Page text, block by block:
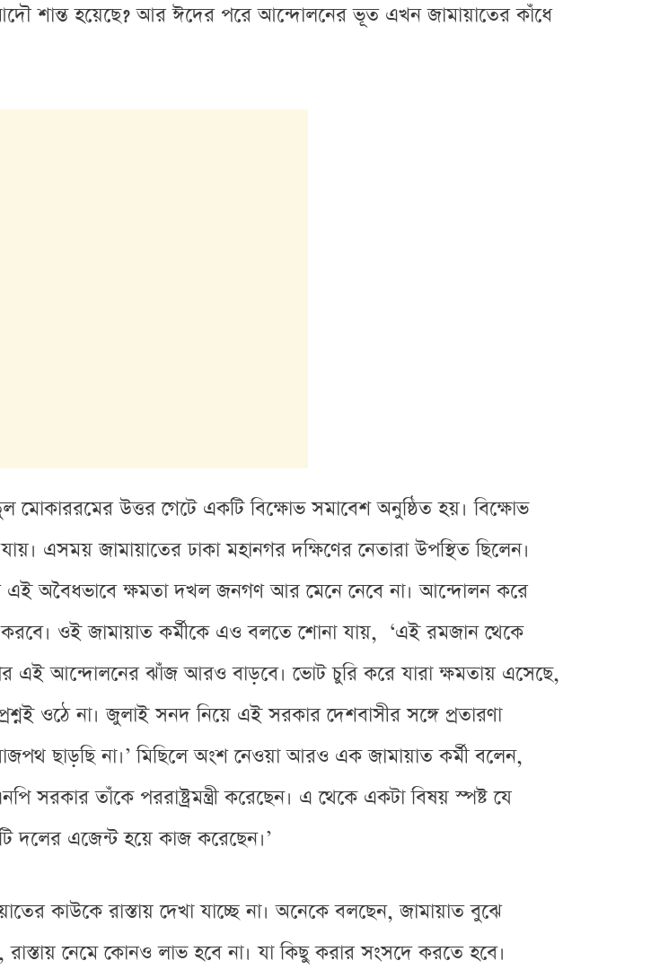
শান্ত হয়েছে? আর ঈদের পরে আন্দোলনের ভূত এখন জামায়াতের কাঁধে
মোকাররমের উত্তর গেটে একটি বিক্ষোভ সমাবেশ অনুষ্ঠিত হয়। বিক্ষোভ
এসময় জামায়াতের ঢাকা মহানগর দক্ষিণের নেতারা উপস্থিত ছিলেন।
এই অবৈধভাবে ক্ষমতা দখল জনগণ আর মেনে নেবে না। আন্দোলন করে
ওই জামায়াত কর্মীকে এও বলতে শোনা যায়, ‘এই রমজান থেকে
আন্দোলনের ঝাঁজ আরও বাড়বে। ভোট চুরি করে যারা ক্ষমতায় এসেছে,
ওঠে না। জুলাই সনদ নিয়ে এই সরকার দেশবাসীর সঙ্গে প্রতারণা
ছাড়ছি না।’ মিছিলে অংশ নেওয়া আরও এক জামায়াত কর্মী বলেন,
সরকার তাঁকে পররাষ্ট্রমন্ত্রী করেছেন। এ থেকে একটা বিষয় স্পষ্ট যে
দলের এজেন্ট হয়ে কাজ করেছেন।’
কাউকে রাস্তায় দেখা যাচ্ছে না। অনেকে বলছেন, জামায়াত বুঝে
নেমে কোনও লাভ হবে না। যা কিছু করার সংসদে করতে হবে।